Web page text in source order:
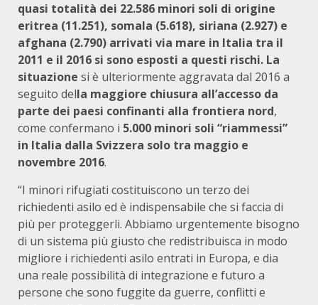
quasi totalità dei 22.586 minori soli di origine
eritrea (11.251), somala (5.618), siriana (2.927) e
afghana (2.790) arrivati via mare in Italia tra il
2011 e il 2016 si sono esposti a questi rischi. La
situazione si è ulteriormente aggravata dal 2016 a
seguito della maggiore chiusura all’accesso da
parte dei paesi confinanti alla frontiera nord,
come confermano i 5.000 minori soli “riammessi”
in Italia dalla Svizzera solo tra maggio e
novembre 2016.
“I minori rifugiati costituiscono un terzo dei
richiedenti asilo ed è indispensabile che si faccia di
più per proteggerli. Abbiamo urgentemente bisogno
di un sistema più giusto che redistribuisca in modo
migliore i richiedenti asilo entrati in Europa, e dia
una reale possibilità di integrazione e futuro a
persone che sono fuggite da guerre, conflitti e